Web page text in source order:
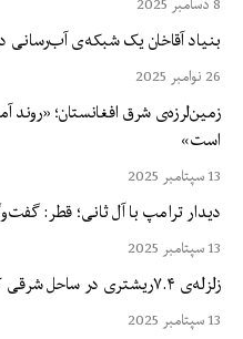
آقاخان یک شبکه‌ی آب‌رسانی در
ترامپ با آل ثانی؛ قطر:
در ساحل شرقی کامچاتکای روسیه رخ داد